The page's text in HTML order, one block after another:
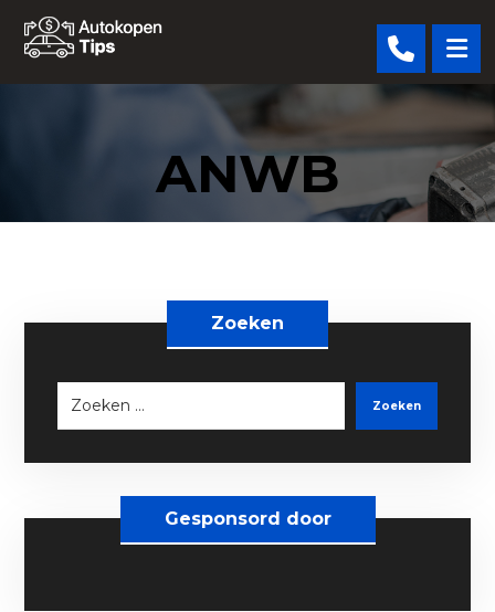
ANWB
Zoeken
Zoeken
Gesponsord door